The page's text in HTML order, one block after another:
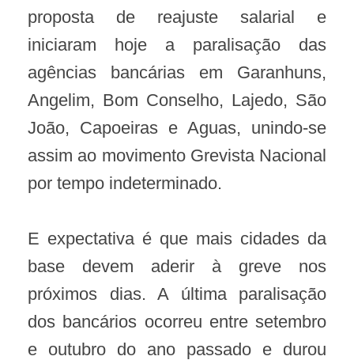
proposta de reajuste salarial e
iniciaram hoje a paralisação das
agências bancárias em Garanhuns,
Angelim, Bom Conselho, Lajedo, São
João, Capoeiras e Aguas, unindo-se
assim ao movimento Grevista Nacional
por tempo indeterminado.
E expectativa é que mais cidades da
base devem aderir à greve nos
próximos dias. A última paralisação
dos bancários ocorreu entre setembro
e outubro do ano passado e durou